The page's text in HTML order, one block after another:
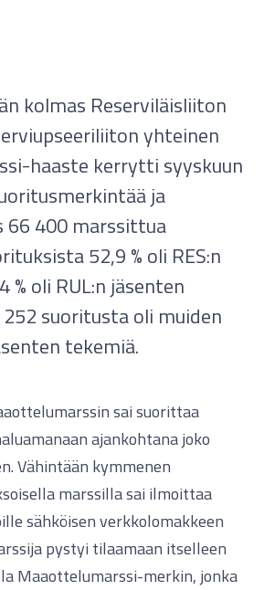
kolmas Reserviläisliiton
yhteinen
haaste kerrytti syyskuun
ja
66 400 marssittua
52,9 % oli RES:n
% oli RUL:n jäsenten
suoritusta oli muiden
tekemiä.
sai suorittaa
ajankohtana joko
Vähintään kymmenen
marssilla sai ilmoittaa
sähköisen verkkolomakkeen
pystyi tilaamaan itselleen
Maaottelumarssi-merkin, jonka